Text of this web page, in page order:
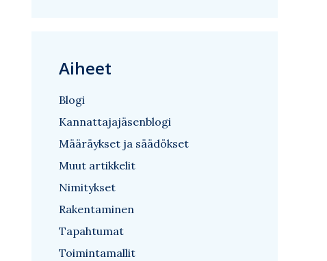
Aiheet
Blogi
Kannattajajäsenblogi
Määräykset ja säädökset
Muut artikkelit
Nimitykset
Rakentaminen
Tapahtumat
Toimintamallit